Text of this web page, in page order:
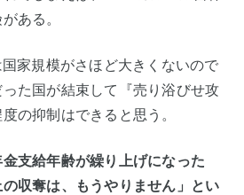
ある。
家規模がさほど大きくないので
った国が結束して『売り浴びせ攻
の抑制はできると思う。
支給年齢が繰り上げになった
収奪は、もうやりません」とい